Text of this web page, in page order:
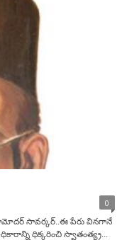
0
సావర్కర్‌..ఈ పేరు వినగానే
ధిక్కరించి స్వాతంత్య్ర...